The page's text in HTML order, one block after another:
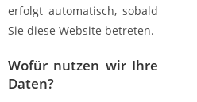
erfolgt automatisch, sobald
Sie diese Website betreten.
Wofür nutzen wir Ihre
Daten?